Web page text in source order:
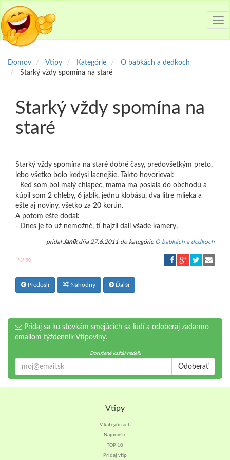
Domov Vtipy Kategórie
O babkách a dedkoch
Starký vždy spomína na staré
Starký vždy spomína na
staré
Starký vždy spomína na staré dobré časy, predovšetkým preto,
lebo všetko bolo kedysi lacnejšie. Takto hovorieval:
- Keď som bol malý chlapec, mama ma poslala do obchodu a
kúpil som 2 chleby, 6 jabĺk, jednu klobásu, dva litre mlieka a
ešte aj noviny, všetko za 20 korún.
A potom ešte dodal:
- Dnes je to už nemožné, tí hajzli dali všade kamery.
pridalJaníkdňa 27.6.2011 do kategórie O babkách a dedkoch
50
Predošlí Náhodný Ďaľší
Pridaj sa ku stovkám smejúcich sa ľudí a odoberaj zadarmo
emailom týždenník Vtipoviny.
Doručené každú nedeľu
Odoberať
Vtipy
V kategóriach
Najnovšie
TOP 10
Pridaj vtip